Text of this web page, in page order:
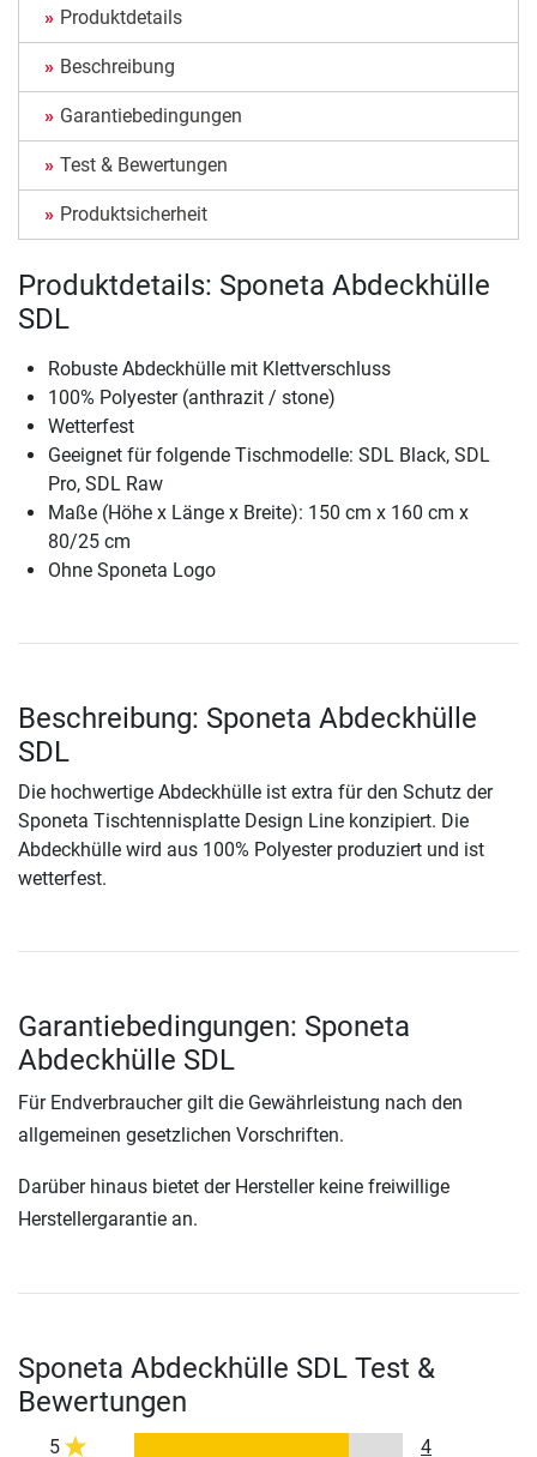
Produktdetails
Beschreibung
Garantiebedingungen
Test & Bewertungen
Produktsicherheit
Produktdetails: Sponeta Abdeckhülle
SDL
Robuste Abdeckhülle mit Klettverschluss
100% Polyester (anthrazit / stone)
Wetterfest
Geeignet für folgende Tischmodelle: SDL Black, SDL
Pro, SDL Raw
Maße (Höhe x Länge x Breite): 150 cm x 160 cm x
80/25 cm
Ohne Sponeta Logo
Beschreibung: Sponeta Abdeckhülle
SDL
Die hochwertige Abdeckhülle ist extra für den Schutz der
Sponeta Tischtennisplatte Design Line konzipiert. Die
Abdeckhülle wird aus 100% Polyester produziert und ist
wetterfest.
Garantiebedingungen: Sponeta
Abdeckhülle SDL
Für Endverbraucher gilt die Gewährleistung nach den
allgemeinen gesetzlichen Vorschriften.
Darüber hinaus bietet der Hersteller keine freiwillige
Herstellergarantie an.
Sponeta Abdeckhülle SDL Test &
Bewertungen
5 4